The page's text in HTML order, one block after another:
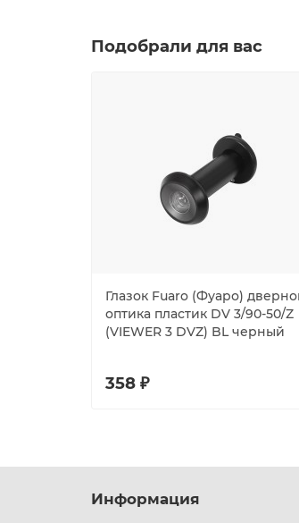
Подобрали для вас
Глазок Fuaro (Фуаро)
оптика пластик DV 3/90-50/Z
(VIEWER 3 DVZ) BL черный
358 ₽
Информация